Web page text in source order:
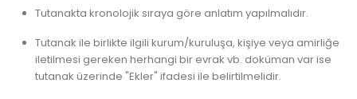
Tutanakta kronolojik sıraya göre anlatım yapılmalıdır.
Tutanak ile birlikte ilgili kurum/kuruluşa, kişiye veya amirliğe
iletilmesi gereken herhangi bir evrak vb. doküman var ise
tutanak üzerinde "Ekler" ifadesi ile belirtilmelidir.